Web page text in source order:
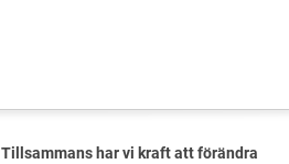
Tillsammans har vi kraft att förändra